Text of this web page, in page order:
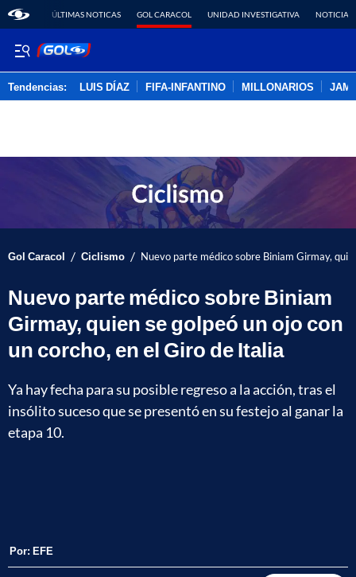
ÚLTIMAS NOTICAS GOL CARACOL UNIDAD INVESTIGATIVA NOTICIAS
Tendencias: LUIS DÍAZ FIFA-INFANTINO MILLONARIOS
Gol Caracol / Ciclismo / Nuevo parte médico sobre Biniam Girmay,
Nuevo parte médico sobre Biniam
Girmay, quien se golpeó un ojo con
un corcho, en el Giro de Italia
Ya hay fecha para su posible regreso a la acción, tras el
insólito suceso que se presentó en su festejo al ganar la
etapa 10.
Por: EFE